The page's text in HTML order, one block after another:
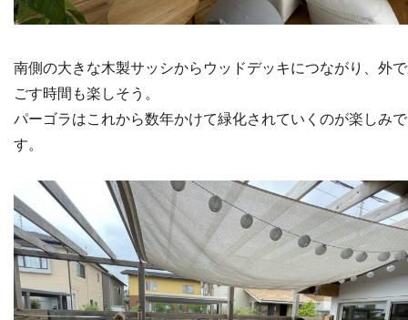
南側の大きな木製サッシからウッドデッキにつながり、外
ごす時間も楽しそう。
パーゴラはこれから数年かけて緑化されていくのが楽しみで
す。